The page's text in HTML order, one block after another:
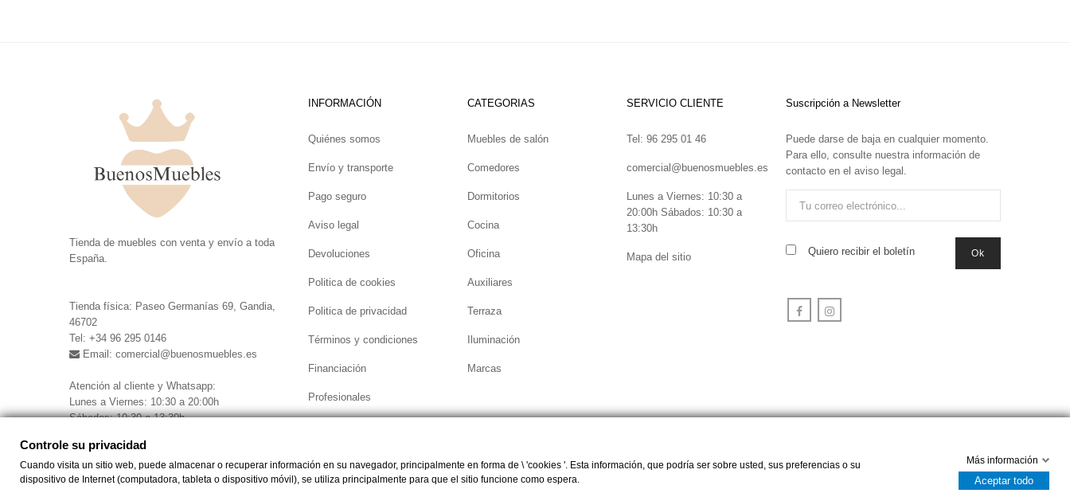
Tienda de muebles con venta y envío a toda
España.
Tienda física: Paseo Germanías 69, Gandia,
46702
Tel: +34 96 295 0146
Email: comercial @buenosmuebles.es
Atención al cliente y Whatsapp:
Lunes a Viernes: 10:30 a 20:00h
Sábados: 10:30 a 13:30h
INFORMACIÓN
Quiénes somos
Envío y transporte
Pago seguro
Aviso legal
Devoluciones
Politica de cookies
Politica de privacidad
Términos y condiciones
Financiación
Profesionales
CATEGORIAS
Muebles de salón
Comedores
Dormitorios
Cocina
Oficina
Auxiliares
Terraza
Iluminación
Marcas
SERVICIO CLIENTE
Tel: 96 295 01 46
comercial@buenosmuebles.es
Lunes a Viernes: 10:30 a
20:00h Sábados: 10:30 a
13:30h
Mapa del sitio
Suscripción a Newsletter
Puede darse de baja en cualquier momento.
Para ello, consulte nuestra información de
contacto en el aviso legal.
Quiero recibir el boletín
Facebook
Controle su privacidad
Controle su privacidad
Cuando visita un sitio web, puede almacenar o recuperar información en su navegador, principalmente en forma de \ 'cookies '. Esta información, que podría ser sobre usted, sus preferencias o su
dispositivo de Internet (computadora, tableta o dispositivo móvil), se utiliza principalmente para que el sitio funcione como espera.
Más información
Aceptar todo